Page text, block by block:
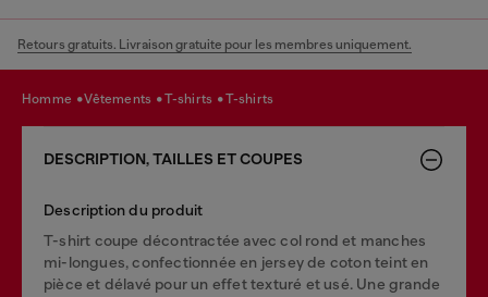
Retours gratuits. Livraison gratuite pour les membres uniquement.
homme vêtements t-shirts t-shirts
DESCRIPTION, TAILLES ET COUPES
Description du produit
T-shirt coupe décontractée avec col rond et manches
mi-longues, confectionnée en jersey de coton teint en
pièce et délavé pour un effet texturé et usé. Une grande